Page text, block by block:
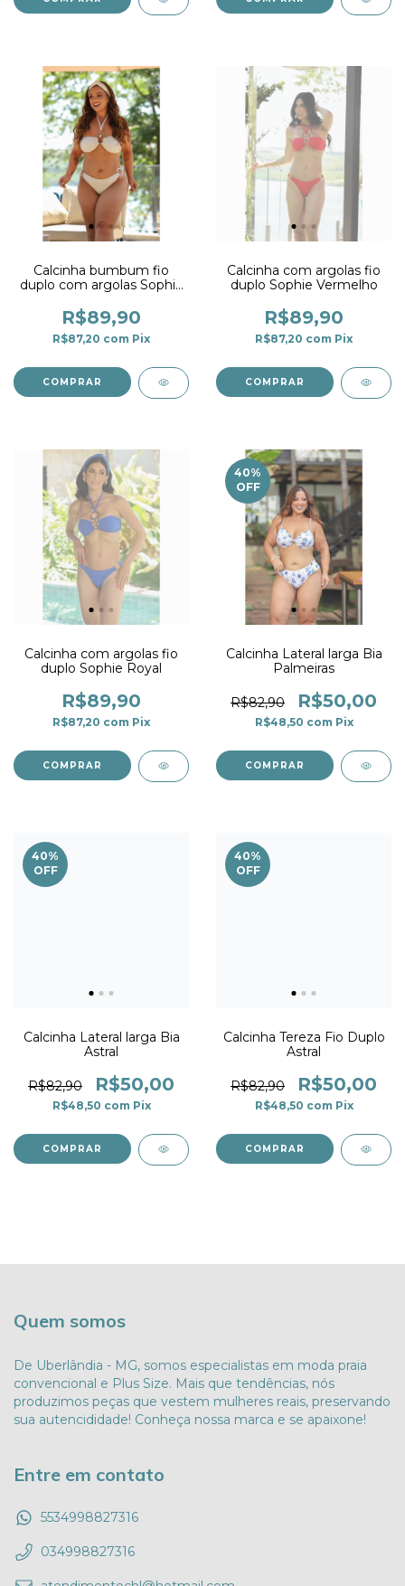
Calcinha bumbum fio
duplo com argolas Sophie
R$89,90
R$87,20 com Pix
COMPRAR
Calcinha com argolas fio
duplo Sophie Vermelho
R$89,90
R$87,20 com Pix
COMPRAR
Calcinha com argolas fio
duplo Sophie Royal
R$89,90
R$87,20 com Pix
COMPRAR
40%
OFF
Calcinha Lateral larga Bia
Palmeiras
R$82,90 R$50,00
R$48,50 com Pix
COMPRAR
40%
OFF
Calcinha Lateral larga Bia
Astral
R$82,90 R$50,00
R$48,50 com Pix
COMPRAR
40%
OFF
Calcinha Tereza Fio Duplo
Astral
R$82,90 R$50,00
R$48,50 com Pix
COMPRAR
Quem somos
De Uberlândia - MG, somos especialistas em moda praia
convencional e Plus Size. Mais que tendências, nós
produzimos peças que vestem mulheres reais, preservando
sua autencididade! Conheça nossa marca e se apaixone!
Entre em contato
5534998827316
034998827316